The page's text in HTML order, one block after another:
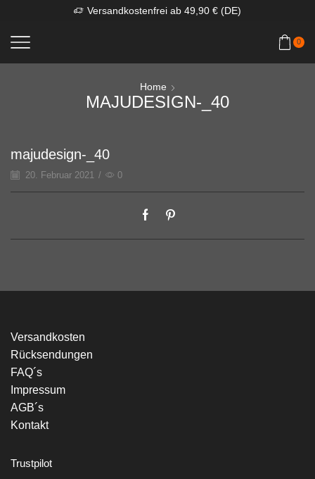
Versandkostenfrei ab 49,90 € (DE)
0
Home
MAJUDESIGN-_40
majudesign-_40
20. Februar 2021 / 0
Versandkosten
Rücksendungen
FAQ´s
Impressum
AGB´s
Kontakt
Trustpilot